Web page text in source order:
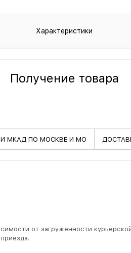
Характеристики
Получение товара
МКАД ПО МОСКВЕ И МО
от загруженности